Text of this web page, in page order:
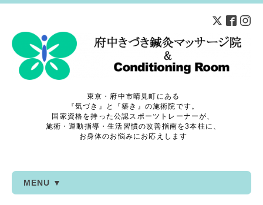
東京・府中市晴見町にある
『気づき』と『築き』の施術院です。
国家資格を持った公認スポーツトレーナーが、
施術・運動指導・生活習慣の改善指南を3本柱に、
お身体のお悩みにお応えします
MENU ▼